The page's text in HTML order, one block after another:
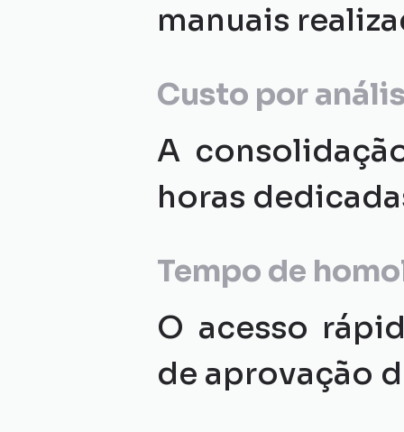
manuais
Custo por
A
horas
Tempo de
O acesso
de aprovação